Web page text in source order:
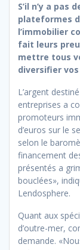
S’il n’y a pas
plateformes
l’immobilier
fait leurs
mettre tous
diversifier
L’argent
entreprises a
promoteurs
d’euros sur le
selon le
financement
présentés a
bouclées»,
Lendosphere.
Quant aux
d’outre-mer,
demande.